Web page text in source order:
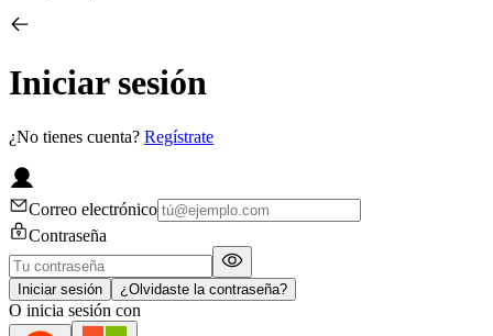
Iniciar sesión
¿No tienes cuenta? Regístrate
Correo electrónico
Contraseña
Iniciar sesión ¿Olvidaste la contraseña?
O inicia sesión con